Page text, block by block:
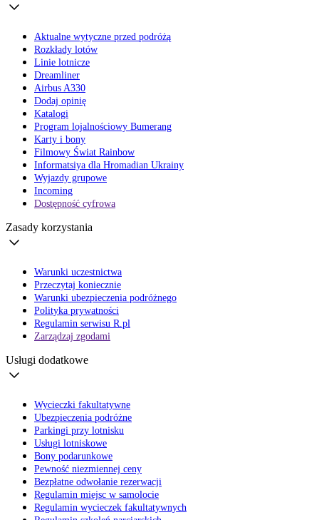
Aktualne wytyczne przed podróżą
Rozkłady lotów
Linie lotnicze
Dreamliner
Airbus A330
Dodaj opinię
Katalogi
Program lojalnościowy Bumerang
Karty i bony
Filmowy Świat Rainbow
Informatsiya dla Hromadian Ukrainy
Wyjazdy grupowe
Incoming
Dostępność cyfrowa
Zasady korzystania
Warunki uczestnictwa
Przeczytaj koniecznie
Warunki ubezpieczenia podróżnego
Polityka prywatności
Regulamin serwisu R.pl
Zarządzaj zgodami
Usługi dodatkowe
Wycieczki fakultatywne
Ubezpieczenia podróżne
Parkingi przy lotnisku
Usługi lotniskowe
Bony podarunkowe
Pewność niezmiennej ceny
Bezpłatne odwołanie rezerwacji
Regulamin miejsc w samolocie
Regulamin wycieczek fakultatywnych